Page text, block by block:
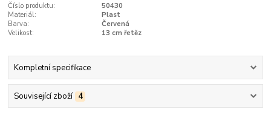
Číslo produktu:
50430
Materiál:
Plast
Barva:
Červená
Velikost:
13 cm řetěz
Kompletní specifikace
Související zboží 4